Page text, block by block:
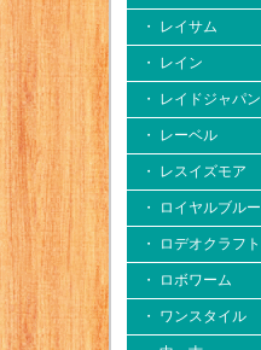
・ レイサム
・ レイン
・ レイドジャパン
・ レーベル
・ レスイズモア
・ ロイヤルブルー
・ ロデオクラフト
・ ロボワーム
・ ワンスタイル